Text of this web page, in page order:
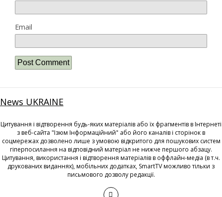
Email
News UKRAINE
Цитування і відтворення будь-яких матеріалів або їх фрагментів в Інтернеті
з веб-сайта "Ізюм Інформаційний" або його каналів і сторінок в
соцмережах дозволено лише з умовою відкритого для пошукових систем
гіперпосилання на відповідний матеріал не нижче першого абзацу.
Цитування, використання і відтворення матеріалів в оффлайн-медіа (в т.ч.
друкованих виданнях), мобільних додатках, SmartTV можливо тільки з
письмового дозволу редакції.